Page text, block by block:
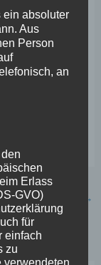
mit dem
Eder
Beitrag →
ein absoluter
Aus
Person
an
Erlass
GVO)
für
einfach
zu